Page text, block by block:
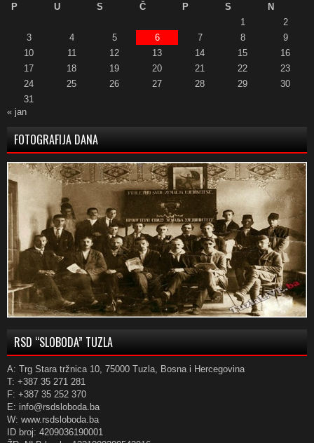
P
U S Č P S
N
1
2
3
4 5 6 7 8
9
10
11 12 13 14 15
16
17
18 19 20 21 22
23
24
25 26 27 28 29
30
31
« jan
FOTOGRAFIJA DANA
RSD “SLOBODA” TUZLA
A: Trg Stara tržnica 10, 75000 Tuzla, Bosna i Hercegovina
T: +387 35 271 281
F: +387 35 252 370
E: info@rsdsloboda.ba
W: www.rsdsloboda.ba
ID broj: 4209036190001